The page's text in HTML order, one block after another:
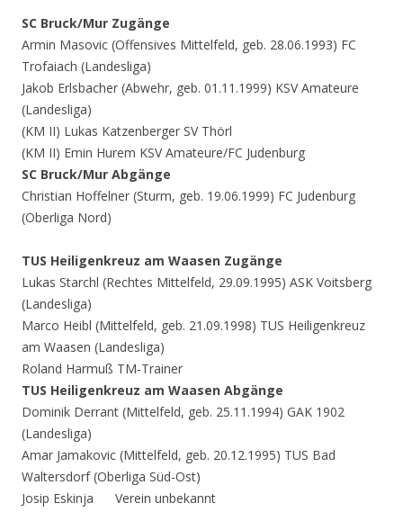
SC Bruck/Mur Zugänge
Armin Masovic (Offensives Mittelfeld, geb. 28.06.1993) FC
Trofaiach (Landesliga)
Jakob Erlsbacher (Abwehr, geb. 01.11.1999) KSV Amateure
(Landesliga)
(KM II) Lukas Katzenberger SV Thörl
(KM II) Emin Hurem KSV Amateure/FC Judenburg
SC Bruck/Mur Abgänge
Christian Hoffelner (Sturm, geb. 19.06.1999) FC Judenburg
(Oberliga Nord)
TUS Heiligenkreuz am Waasen Zugänge
Lukas Starchl (Rechtes Mittelfeld, 29.09.1995) ASK Voitsberg
(Landesliga)
Marco Heibl (Mittelfeld, geb. 21.09.1998) TUS Heiligenkreuz
am Waasen (Landesliga)
Roland Harmuß TM-Trainer
TUS Heiligenkreuz am Waasen Abgänge
Dominik Derrant (Mittelfeld, geb. 25.11.1994) GAK 1902
(Landesliga)
Amar Jamakovic (Mittelfeld, geb. 20.12.1995) TUS Bad
Waltersdorf (Oberliga Süd-Ost)
Josip Eskinja Verein unbekannt